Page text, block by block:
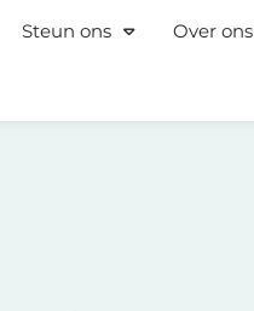
Steun ons Over ons